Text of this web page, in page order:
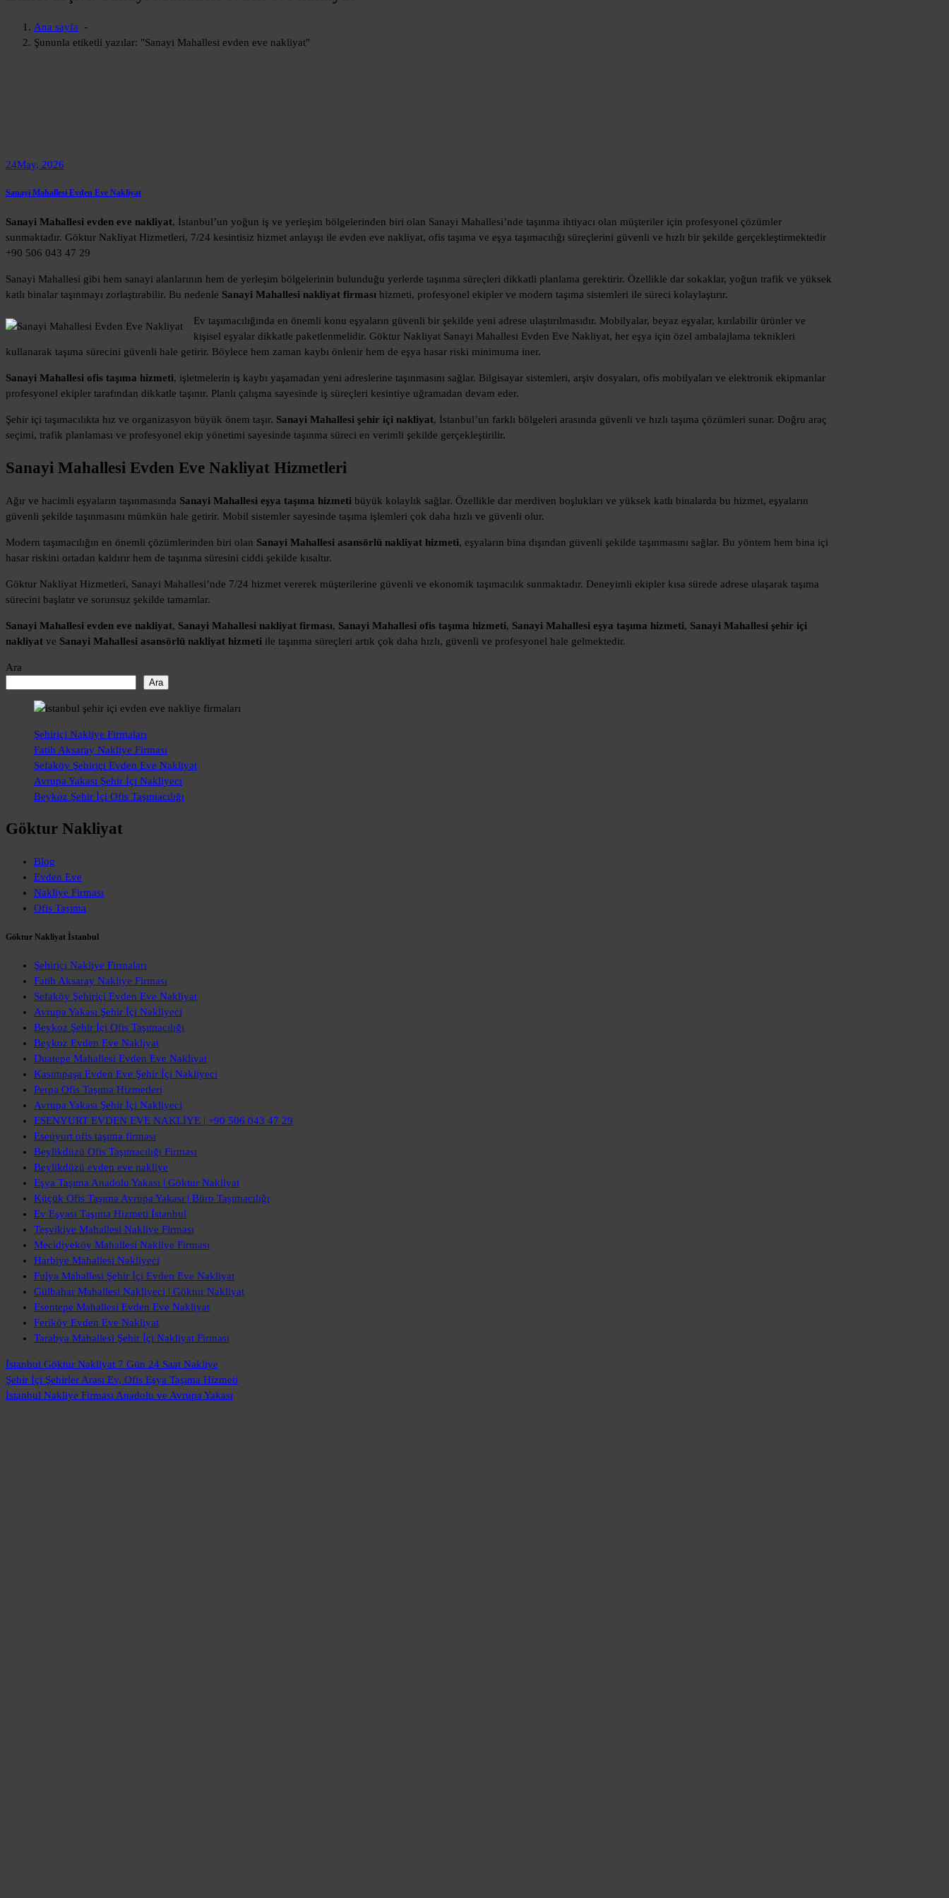
Ana sayfa -
Şununla etiketli yazılar: "Sanayi Mahallesi evden eve nakliyat"
24May, 2026
Sanayi Mahallesi Evden Eve Nakliyat
Sanayi Mahallesi evden eve nakliyat, İstanbul’un yoğun iş ve yerleşim bölgelerinden biri olan Sanayi Mahallesi’nde taşınma ihtiyacı olan müşteriler için profesyonel çözümler
sunmaktadır. Göktur Nakliyat Hizmetleri, 7/24 kesintisiz hizmet anlayışı ile evden eve nakliyat, ofis taşıma ve eşya taşımacılığı süreçlerini güvenli ve hızlı bir şekilde gerçekleştirmektedir
+90 506 043 47 29
Sanayi Mahallesi gibi hem sanayi alanlarının hem de yerleşim bölgelerinin bulunduğu yerlerde taşınma süreçleri dikkatli planlama gerektirir. Özellikle dar sokaklar, yoğun trafik ve yüksek
katlı binalar taşınmayı zorlaştırabilir. Bu nedenle Sanayi Mahallesi nakliyat firması hizmeti, profesyonel ekipler ve modern taşıma sistemleri ile süreci kolaylaştırır.
Ev taşımacılığında en önemli konu eşyaların güvenli bir şekilde yeni adrese ulaştırılmasıdır. Mobilyalar, beyaz eşyalar, kırılabilir ürünler ve
kişisel eşyalar dikkatle paketlenmelidir. Göktur Nakliyat Sanayi Mahallesi Evden Eve Nakliyat, her eşya için özel ambalajlama teknikleri
kullanarak taşıma sürecini güvenli hale getirir. Böylece hem zaman kaybı önlenir hem de eşya hasar riski minimuma iner.
Sanayi Mahallesi ofis taşıma hizmeti, işletmelerin iş kaybı yaşamadan yeni adreslerine taşınmasını sağlar. Bilgisayar sistemleri, arşiv dosyaları, ofis mobilyaları ve elektronik ekipmanlar
profesyonel ekipler tarafından dikkatle taşınır. Planlı çalışma sayesinde iş süreçleri kesintiye uğramadan devam eder.
Şehir içi taşımacılıkta hız ve organizasyon büyük önem taşır. Sanayi Mahallesi şehir içi nakliyat, İstanbul’un farklı bölgeleri arasında güvenli ve hızlı taşıma çözümleri sunar. Doğru araç
seçimi, trafik planlaması ve profesyonel ekip yönetimi sayesinde taşınma süreci en verimli şekilde gerçekleştirilir.
Sanayi Mahallesi Evden Eve Nakliyat Hizmetleri
Ağır ve hacimli eşyaların taşınmasında Sanayi Mahallesi eşya taşıma hizmeti büyük kolaylık sağlar. Özellikle dar merdiven boşlukları ve yüksek katlı binalarda bu hizmet, eşyaların
güvenli şekilde taşınmasını mümkün hale getirir. Mobil sistemler sayesinde taşıma işlemleri çok daha hızlı ve güvenli olur.
Modern taşımacılığın en önemli çözümlerinden biri olan Sanayi Mahallesi asansörlü nakliyat hizmeti, eşyaların bina dışından güvenli şekilde taşınmasını sağlar. Bu yöntem hem bina içi
hasar riskini ortadan kaldırır hem de taşınma süresini ciddi şekilde kısaltır.
Göktur Nakliyat Hizmetleri, Sanayi Mahallesi’nde 7/24 hizmet vererek müşterilerine güvenli ve ekonomik taşımacılık sunmaktadır. Deneyimli ekipler kısa sürede adrese ulaşarak taşıma
sürecini başlatır ve sorunsuz şekilde tamamlar.
Sanayi Mahallesi evden eve nakliyat, Sanayi Mahallesi nakliyat firması, Sanayi Mahallesi ofis taşıma hizmeti, Sanayi Mahallesi eşya taşıma hizmeti, Sanayi Mahallesi şehir içi
nakliyat ve Sanayi Mahallesi asansörlü nakliyat hizmeti ile taşınma süreçleri artık çok daha hızlı, güvenli ve profesyonel hale gelmektedir.
Ara
Ara
Şehiriçi Nakliye Firmaları
Fatih Aksaray Nakliye Firması
Sefaköy Şehiriçi Evden Eve Nakliyat
Avrupa Yakası Şehir İçi Nakliyeci
Beykoz Şehir İçi Ofis Taşımacılığı
Göktur Nakliyat
Blog
Evden Eve
Nakliye Firması
Ofis Taşıma
Göktur Nakliyat İstanbul
Şehiriçi Nakliye Firmaları
Fatih Aksaray Nakliye Firması
Sefaköy Şehiriçi Evden Eve Nakliyat
Avrupa Yakası Şehir İçi Nakliyeci
Beykoz Şehir İçi Ofis Taşımacılığı
Beykoz Evden Eve Nakliyat
Duatepe Mahallesi Evden Eve Nakliyat
Kasımpaşa Evden Eve Şehir İçi Nakliyeci
Perpa Ofis Taşıma Hizmetleri
Avrupa Yakası Şehir İçi Nakliyeci
ESENYURT EVDEN EVE NAKLİYE | +90 506 043 47 29
Esenyurt ofis taşıma firması
Beylikdüzü Ofis Taşımacılığı Firması
Beylikdüzü evden eve nakliye
Eşya Taşıma Anadolu Yakası | Göktur Nakliyat
Küçük Ofis Taşıma Avrupa Yakası | Büro Taşımacılığı
Ev Eşyası Taşıma Hizmeti İstanbul
Teşvikiye Mahallesi Nakliye Firması
Mecidiyeköy Mahallesi Nakliye Firması
Harbiye Mahallesi Nakliyeci
Fulya Mahallesi Şehir İçi Evden Eve Nakliyat
Gülbahar Mahallesi Nakliyeci | Göktur Nakliyat
Esentepe Mahallesi Evden Eve Nakliyat
Feriköy Evden Eve Nakliyat
Tarabya Mahallesi Şehir İçi Nakliyat Firması
İstanbul Göktur Nakliyat 7 Gün 24 Saat Nakliye
Şehir İçi Şehirler Arası Ev, Ofis Eşya Taşıma Hizmeti
İstanbul Nakliye FirmasıAnadolu ve Avrupa Yakası